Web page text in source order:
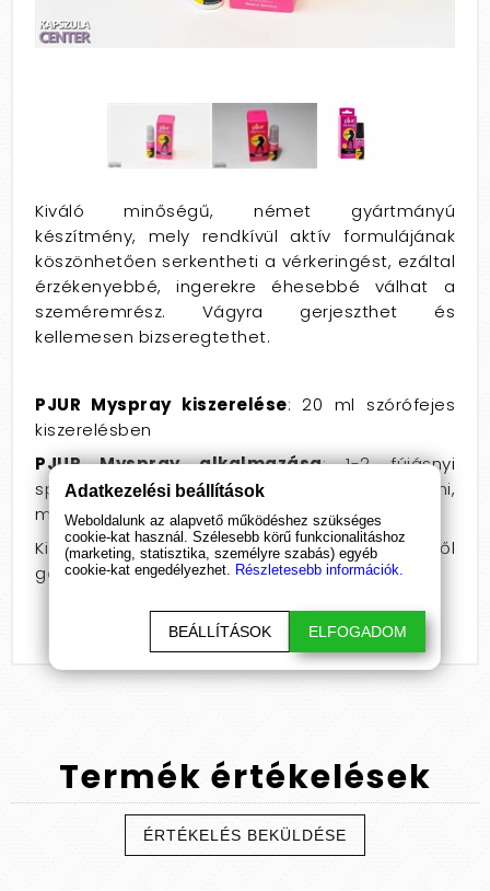
Kiváló minőségű, német gyártmányú
készítmény, mely rendkívül aktív formulájának
köszönhetően serkentheti a vérkeringést, ezáltal
érzékenyebbé, ingerekre éhesebbé válhat a
szeméremrész. Vágyra gerjeszthet és
kellemesen bizseregtethet.
PJUR Myspray kiszerelése: 20 ml szórófejes
kiszerelésben
PJUR Myspray alkalmazása: 1-2 fújásnyi
spray-t kell az szeméremrészre masszírozni,
majd várni, amíg beszívódik.
Kizárólag külsőleg alkalmazható, gyerekek elől
gondosan elzárandó!
Termék értékelések
ÉRTÉKELÉS BEKÜLDÉSE
Adatkezelési beállítások
Weboldalunk az alapvető működéshez szükséges
cookie-kat használ. Szélesebb körű funkcionalitáshoz
(marketing, statisztika, személyre szabás) egyéb
cookie-kat engedélyezhet. Részletesebb információk.
BEÁLLÍTÁSOK ELFOGADOM